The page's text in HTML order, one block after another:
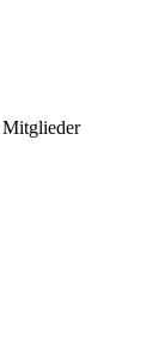
Mitglieder